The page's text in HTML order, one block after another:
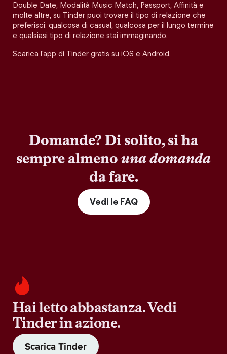
Double Date, Modalità Music Match, Passport, Affinità e
molte altre, su Tinder puoi trovare il tipo di relazione che
preferisci: qualcosa di casual, qualcosa per il lungo termine
e qualsiasi tipo di relazione stai immaginando.
Scarica l'app di Tinder gratis su iOS e Android.
Domande? Di solito, si ha
sempre almeno una domanda
da fare.
Vedi le FAQ
Hai letto abbastanza. Vedi
Tinder in azione.
Scarica Tinder